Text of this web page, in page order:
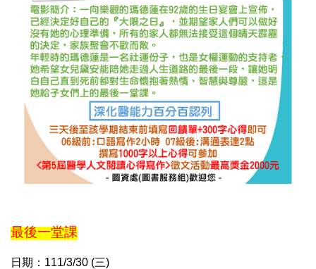
最後一堂課
日期：111/3/30 (三)